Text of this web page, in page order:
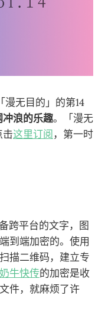
无目的」的第14
浪的乐趣。「漫无
击这里订阅 ，第一时
跨平台的文字，图
到端加密的。使用
描二维码，建立专
奶牛快传的加密是收
件，就麻烦了许